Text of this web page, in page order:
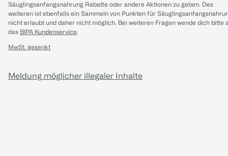
Säuglingsanfangsnahrung Rabatte oder andere Aktionen zu geben. Des
weiteren ist ebenfalls ein Sammeln von Punkten für
nicht erlaubt und daher nicht möglich. Bei weiteren Fragen wende dich bitte
das BIPA Kundenservice.
MwSt. gesenkt
Meldung möglicher illegaler Inhalte